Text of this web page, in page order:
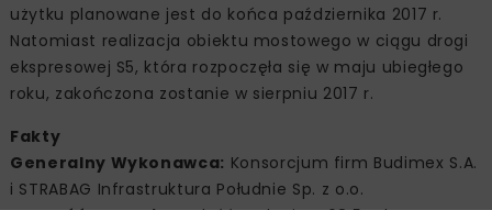
użytku planowane jest do końca października 2017 r.
Natomiast realizacja obiektu mostowego w ciągu drogi
ekspresowej S5, która rozpoczęła się w maju ubiegłego
roku, zakończona zostanie w sierpniu 2017 r.
Fakty
Generalny Wykonawca: Konsorcjum firm Budimex S.A.
i STRABAG Infrastruktura Południe Sp. z o.o.